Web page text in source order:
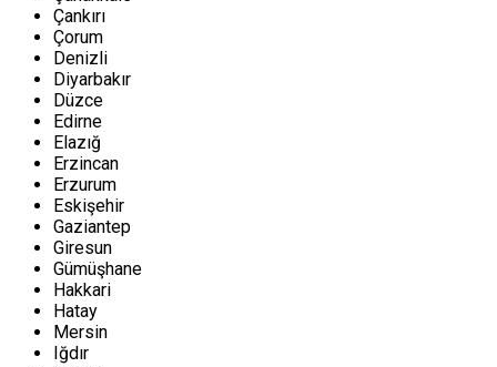
Çankırı
Çorum
Denizli
Diyarbakır
Düzce
Edirne
Elazığ
Erzincan
Erzurum
Eskişehir
Gaziantep
Giresun
Gümüşhane
Hakkari
Hatay
Mersin
Iğdır